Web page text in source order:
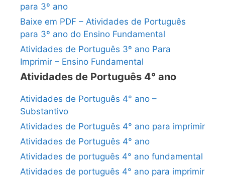
para 3º ano
Baixe em PDF – Atividades de Português
para 3º ano do Ensino Fundamental
Atividades de Português 3º ano Para
Imprimir – Ensino Fundamental
Atividades de Português 4° ano
Atividades de Português 4° ano –
Substantivo
Atividades de Português 4° ano para imprimir
Atividades de Português 4° ano
Atividades de português 4° ano fundamental
Atividades de português 4° ano para imprimir